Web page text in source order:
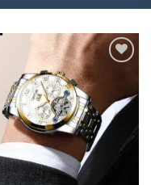
Add to
wishlist